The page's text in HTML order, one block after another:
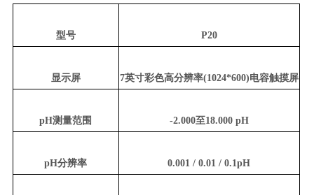
型号 P20
显示屏 7英寸彩色高分辨率(1024*600)电容触摸屏
pH测量范围 -2.000至18.000 pH
pH分辨率 0.001 / 0.01 / 0.1pH